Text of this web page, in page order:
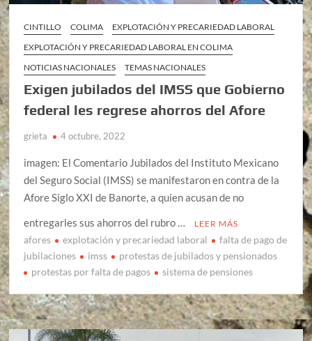
CINTILLO COLIMA
EXPLOTACIÓN Y PRECARIEDAD LABORAL
EXPLOTACIÓN Y PRECARIEDAD LABORAL EN COLIMA
NOTICIAS NACIONALES
TEMAS NACIONALES
Exigen jubilados del IMSS que Gobierno
federal les regrese ahorros del Afore
grieta 4 octubre, 2022
imagen: El Comentario Jubilados del Instituto Mexicano
del Seguro Social (IMSS) se manifestaron en contra de la
Afore Siglo XXI de Banorte, a quien acusan de no
entregarles sus ahorros del rubro …
LEER MÁS
afores explotación y precariedad laboral
falta de pago de
jubilaciones
imss
protestas de jubilados y pensionados
protestas por falta de pagos
sistema de pensiones